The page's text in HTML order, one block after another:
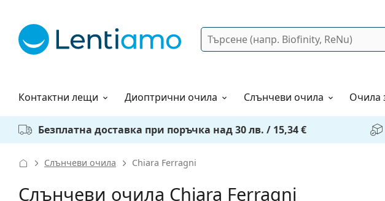
Търсене
Контактни лещи
Разтвори Диоптрични очила Слънчеви очила Очила
Как да поръчам?
Безплатна доставка при поръчка над 30 лв. / 15,34 €
Слънчеви очила Chiara Ferragni
Слънчеви очила Chiara Ferragni